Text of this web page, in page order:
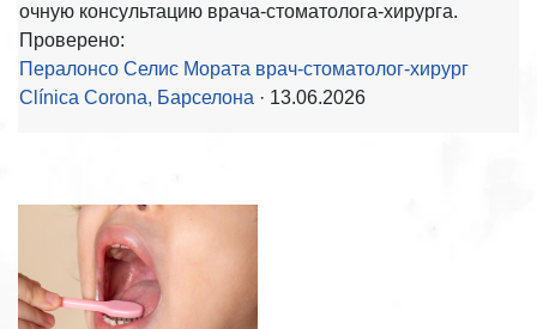
очную консультацию врача-стоматолога-хирурга.
Проверено:
Пералонсо Селис Мората врач-стоматолог-хирург
Clínica Corona, Барселона · 13.06.2026